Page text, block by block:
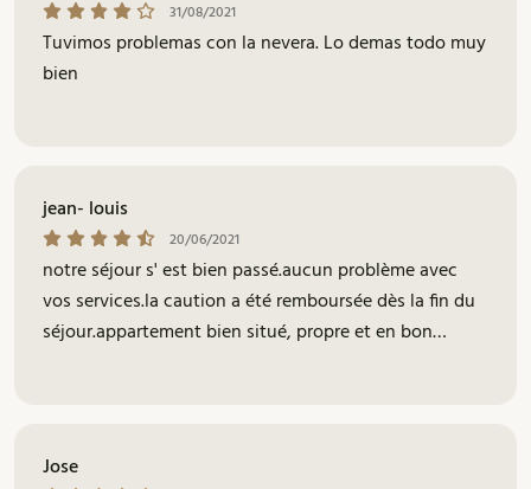
31/08/2021
Tuvimos problemas con la nevera. Lo demas todo muy
bien
jean- louis
20/06/2021
notre séjour s' est bien passé.aucun problème avec
vos services.la caution a été remboursée dès la fin du
séjour.appartement bien situé, propre et en bon
Jose